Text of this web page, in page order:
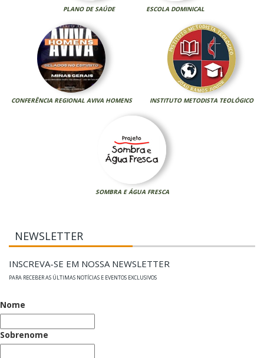
PLANO DE SAÚDE ESCOLA DOMINICAL
CONFERÊNCIA REGIONAL AVIVA HOMENS INSTITUTO METODISTA TEOLÓGICO
SOMBRA E ÁGUA FRESCA
NEWSLETTER
INSCREVA-SE EM NOSSA NEWSLETTER
PARA RECEBER AS ÚLTIMAS NOTÍCIAS E EVENTOS EXCLUSIVOS
Nome
Sobrenome